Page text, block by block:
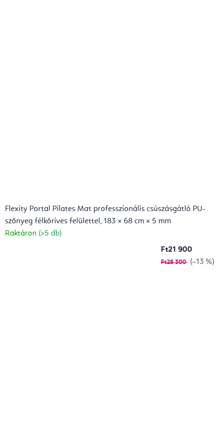
Flexity Portal Pilates Mat professzionális csúszásgátló PU-
szőnyeg félköríves felülettel, 183 × 68 cm × 5 mm
Raktáron (>5 db)
Ft21 900
Ft25 300 (–13 %)